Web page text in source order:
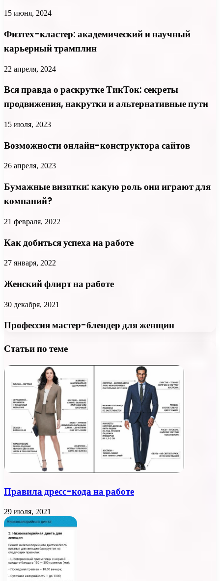
15 июня, 2024
Физтех-кластер: академический и научный
карьерный трамплин
22 апреля, 2024
Вся правда о раскрутке ТикТок: секреты
продвижения, накрутки и альтернативные пути
15 июля, 2023
Возможности онлайн-конструктора сайтов
26 апреля, 2023
Бумажные визитки: какую роль они играют для
компаний?
21 февраля, 2022
Как добиться успеха на работе
27 января, 2022
Женский флирт на работе
30 декабря, 2021
Профессия мастер-блендер для женщин
Статьи по теме
Правила дресс-кода на работе
29 июля, 2021